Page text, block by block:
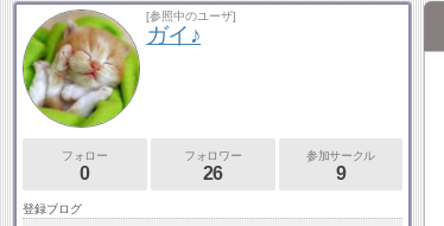
[参照中のユーザ]
ガイ♪
フォロー
0
フォロワー
26
参加サークル
9
登録ブログ